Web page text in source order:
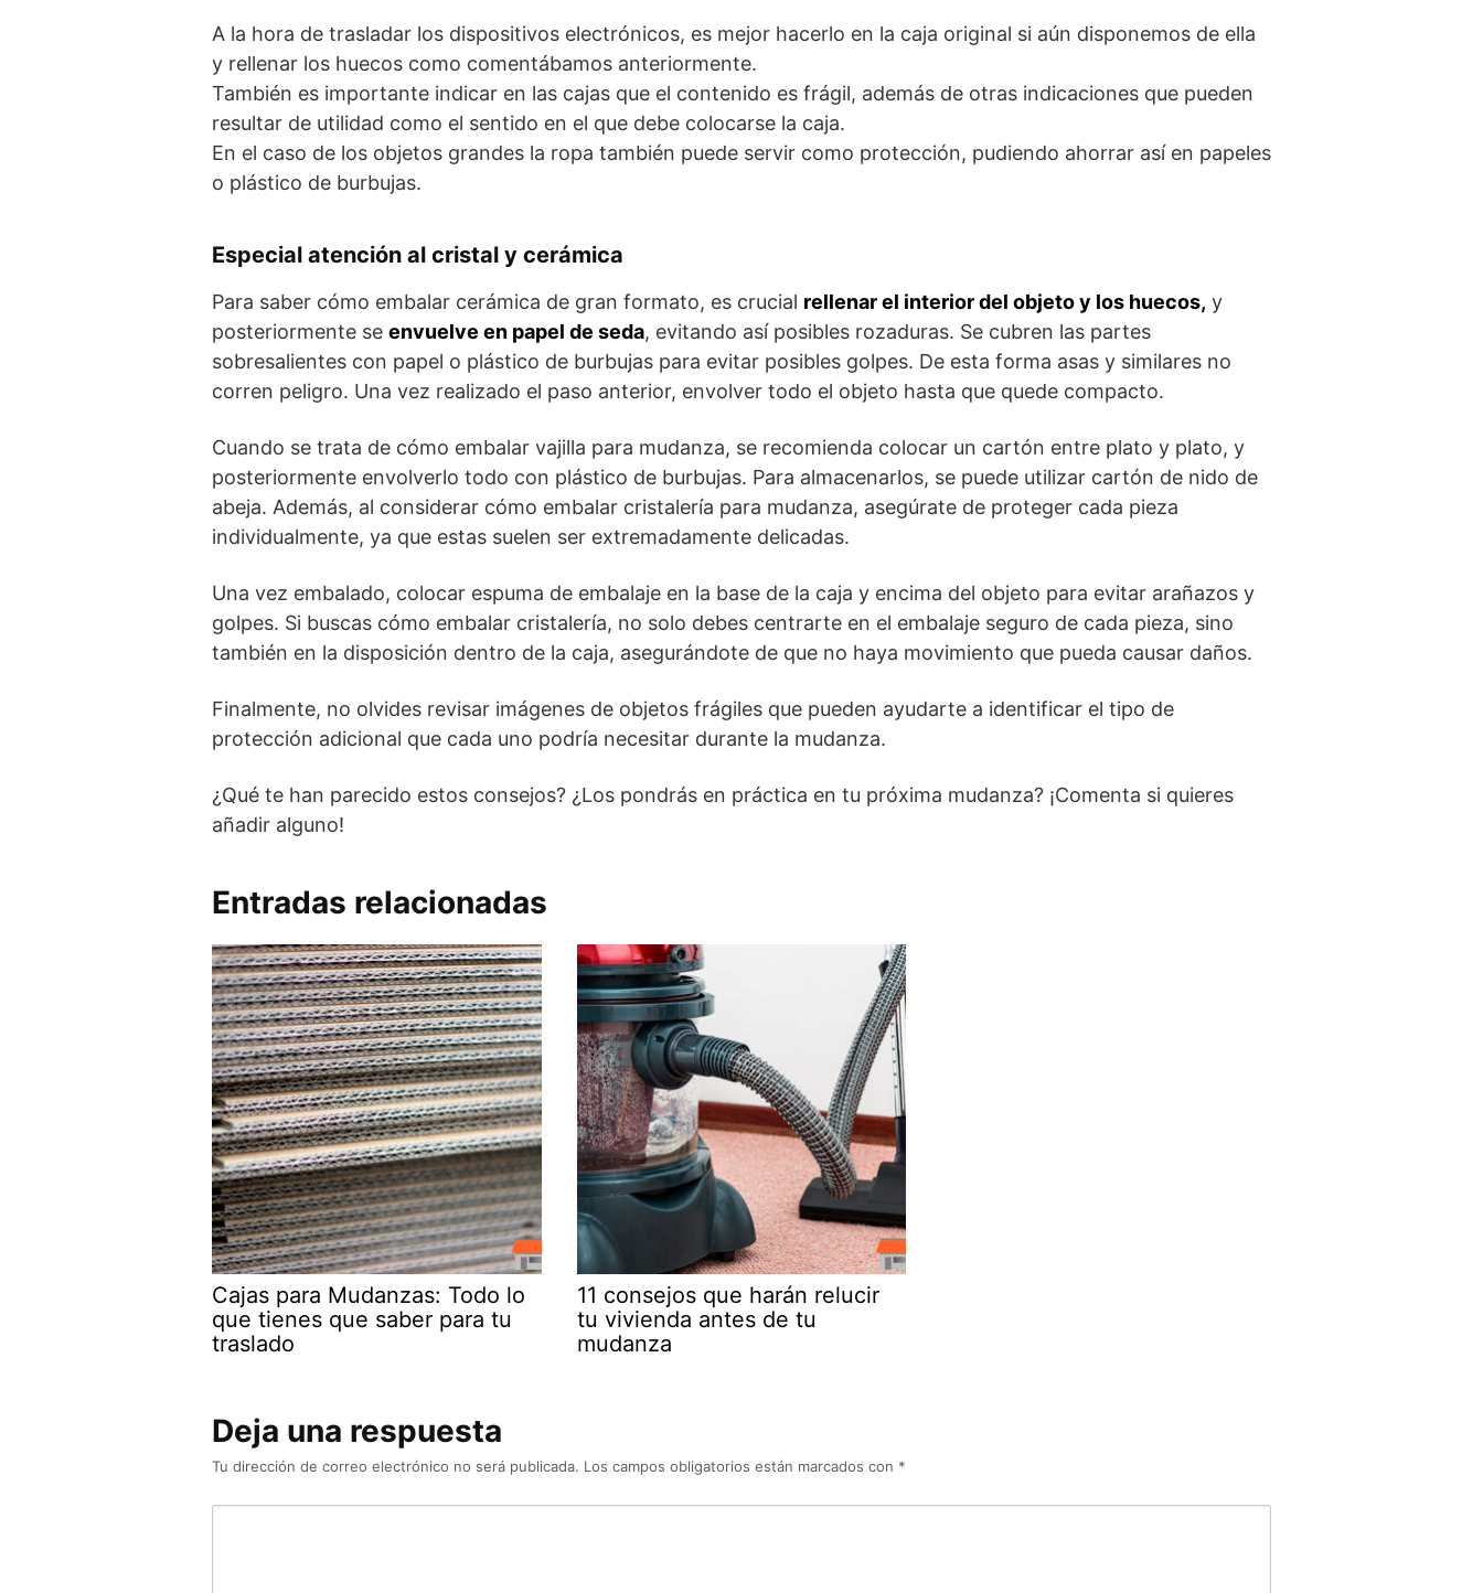
A la hora de trasladar los dispositivos electrónicos, es mejor hacerlo en la caja original si aún disponemos de ella
y rellenar los huecos como comentábamos anteriormente.
También es importante indicar en las cajas que el contenido es frágil, además de otras indicaciones que pueden
resultar de utilidad como el sentido en el que debe colocarse la caja.
En el caso de los objetos grandes la ropa también puede servir como protección, pudiendo ahorrar así en papeles
o plástico de burbujas.
Especial atención al cristal y cerámica
Para saber cómo embalar cerámica de gran formato, es crucial rellenar el interior del objeto y los huecos, y
posteriormente se envuelve en papel de seda, evitando así posibles rozaduras. Se cubren las partes
sobresalientes con papel o plástico de burbujas para evitar posibles golpes. De esta forma asas y similares no
corren peligro. Una vez realizado el paso anterior, envolver todo el objeto hasta que quede compacto.
Cuando se trata de cómo embalar vajilla para mudanza, se recomienda colocar un cartón entre plato y plato, y
posteriormente envolverlo todo con plástico de burbujas. Para almacenarlos, se puede utilizar cartón de nido de
abeja. Además, al considerar cómo embalar cristalería para mudanza, asegúrate de proteger cada pieza
individualmente, ya que estas suelen ser extremadamente delicadas.
Una vez embalado, colocar espuma de embalaje en la base de la caja y encima del objeto para evitar arañazos y
golpes. Si buscas cómo embalar cristalería, no solo debes centrarte en el embalaje seguro de cada pieza, sino
también en la disposición dentro de la caja, asegurándote de que no haya movimiento que pueda causar daños.
Finalmente, no olvides revisar imágenes de objetos frágiles que pueden ayudarte a identificar el tipo de
protección adicional que cada uno podría necesitar durante la mudanza.
¿Qué te han parecido estos consejos? ¿Los pondrás en práctica en tu próxima mudanza? ¡Comenta si quieres
añadir alguno!
Entradas relacionadas
Cajas para Mudanzas: Todo lo
que tienes que saber para tu
traslado
11 consejos que harán relucir
tu vivienda antes de tu
mudanza
Deja una respuesta
Tu dirección de correo electrónico no será publicada. Los campos obligatorios están marcados con *